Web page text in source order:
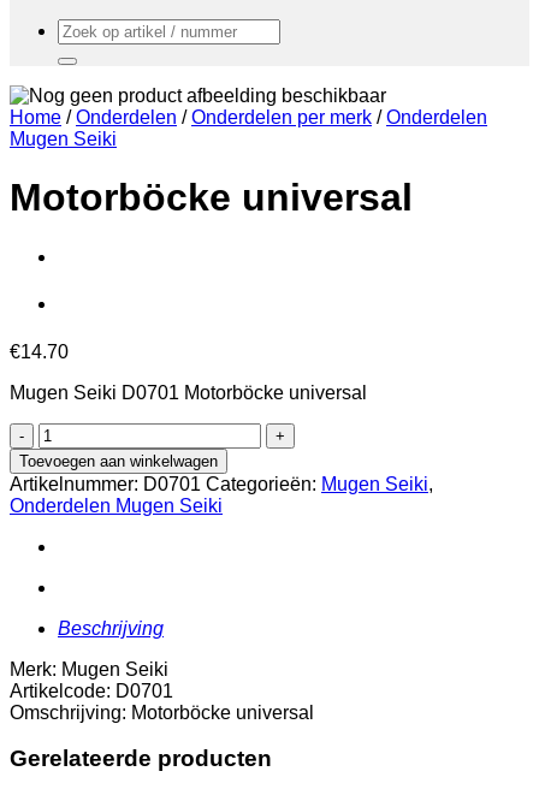
Zoeken
naar:
Home / Onderdelen / Onderdelen per merk / Onderdelen
Mugen Seiki
Motorböcke universal
€14.70
Mugen Seiki D0701 Motorböcke universal
Motorböcke
universal
aantal
Toevoegen aan winkelwagen
Artikelnummer: D0701 Categorieën: Mugen Seiki,
Onderdelen Mugen Seiki
Beschrijving
Merk: Mugen Seiki
Artikelcode: D0701
Omschrijving: Motorböcke universal
Gerelateerde producten